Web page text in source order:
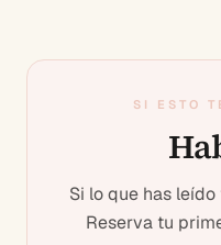
SI ESTO
Si lo que has
Reserva tu